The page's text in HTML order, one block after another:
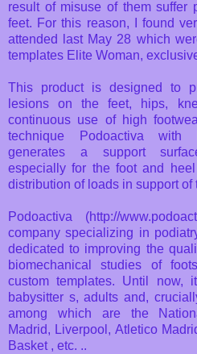
result of misuse of them suffer
feet. For this reason, I found
attended
last May 28 which
templates Elite Woman,
This product is designed to
lesions
on the feet, hips,
continuous use of high
technique
Podoactiva with
generates a
support
especially for the foot and
distribution of loads in support of
Podoactiva (http://
company specializing in
dedicated to improving the
biomechanical studies
of
custom templates.
Until now,
babysitter s, adults and,
among
which are the
Madrid, Liverpool, Atletico
Basket , etc. ..